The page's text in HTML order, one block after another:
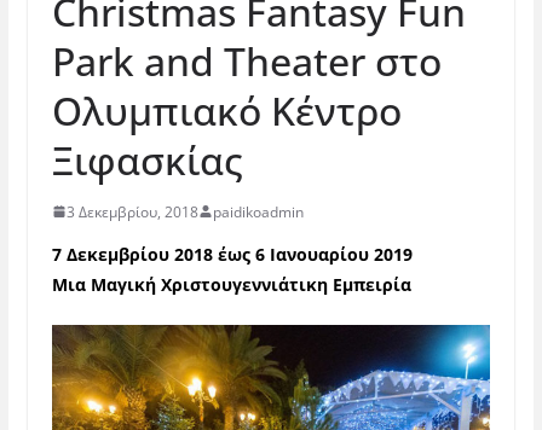
Christmas Fantasy Fun
Park and Theater στο
Ολυμπιακό Κέντρο
Ξιφασκίας
3 Δεκεμβρίου, 2018 paidikoadmin
7 Δεκεμβρίου 2018 έως 6 Ιανουαρίου 2019
Μια Μαγική Χριστουγεννιάτικη Εμπειρία